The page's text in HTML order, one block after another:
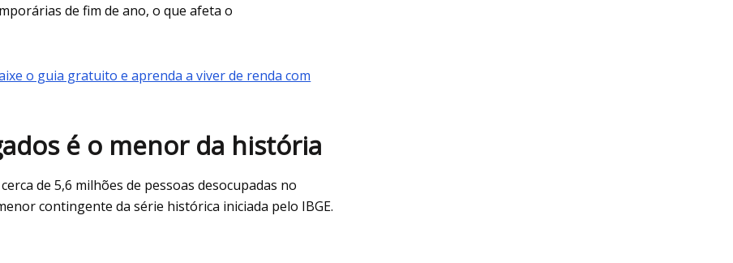
de fim de ano, o que afeta o
o guia gratuito e aprenda a viver de renda com
é o menor da história
de 5,6 milhões de pessoas desocupadas no
contingente da série histórica iniciada pelo IBGE.